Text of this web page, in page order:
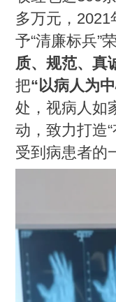
多万元，
予“清廉标兵”
质、规范、真
把“以病人为
处，视病人如
动，致力打造
受到病患者的